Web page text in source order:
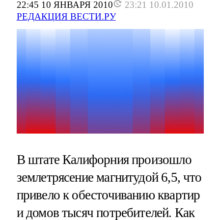
22:45 10 ЯНВАРЯ 2010
23:21 10.01.2010
РЕДАКЦИЯ ВЕСТИ.РУ
В штате Калифорния произошло
землетрясение магнитудой 6,5, что
привело к обесточиванию квартир
и домов тысяч потребителей. Как